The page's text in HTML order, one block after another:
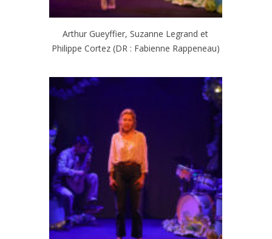
Arthur Gueyffier, Suzanne Legrand et
Philippe Cortez (DR : Fabienne Rappeneau)